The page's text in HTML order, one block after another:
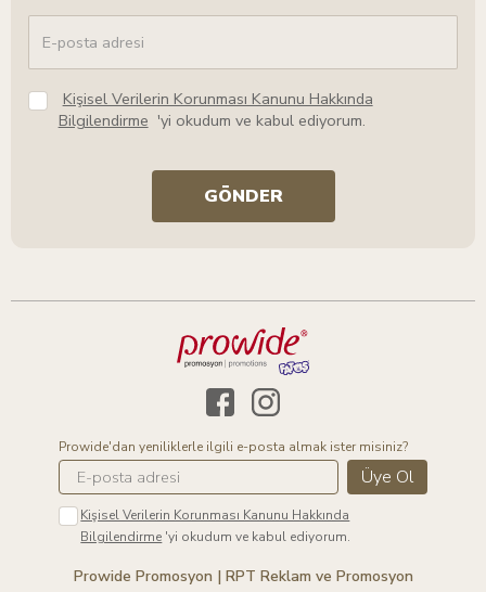
Kişisel Verilerin Korunması Kanunu Hakkında
Bilgilendirme 'yi okudum ve kabul ediyorum.
GÖNDER
Prowide'dan yeniliklerle ilgili e-posta almak ister misiniz?
Üye Ol
Kişisel Verilerin Korunması Kanunu Hakkında
Bilgilendirme 'yi okudum ve kabul ediyorum.
Prowide Promosyon | RPT Reklam ve Promosyon